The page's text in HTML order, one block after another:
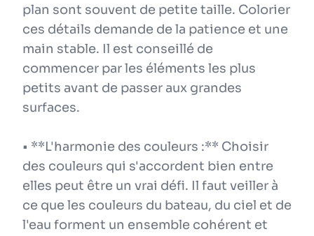
plan sont souvent de petite taille. Colorier
ces détails demande de la patience et une
main stable. Il est conseillé de
commencer par les éléments les plus
petits avant de passer aux grandes
surfaces.
• **L'harmonie des couleurs :** Choisir
des couleurs qui s'accordent bien entre
elles peut être un vrai défi. Il faut veiller à
ce que les couleurs du bateau, du ciel et de
l'eau forment un ensemble cohérent et